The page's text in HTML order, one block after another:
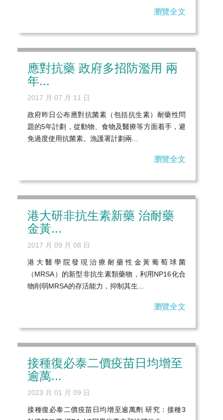
瀏覽全文
應對抗藥 政府多招防濫用 兩
年...
2017 月 07 月 11 日
政府昨日公布應對抗菌素（包括抗生素）耐藥性問
題的5年計劃，從動物、食物及醫療等方面着手，避
免過度使用抗菌素。漁護署計劃兩...
瀏覽全文
港大研非抗生素新藥 治耐藥
金黃...
2017 月 09 月 08 日
港大醫學院發現治療耐藥性金黃葡萄球菌
（MRSA）的新型非抗生素類藥物，利用NP16化合
物削弱MRSA的存活能力，抑制其生...
瀏覽全文
接種復必泰二價疫苗日均增至
逾萬...
2023 月 01 月 09 日
接種復必泰二價疫苗日均增至逾萬劑 研究：接種3